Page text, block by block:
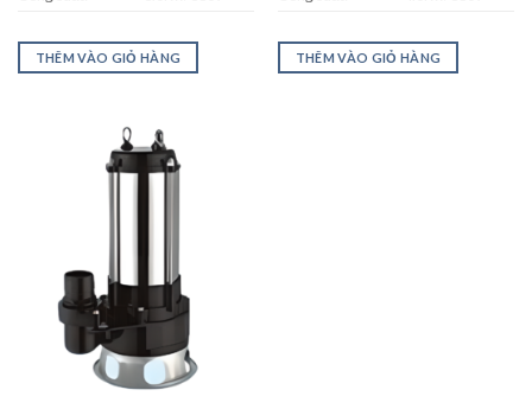
THÊM VÀO GIỎ HÀNG THÊM VÀO GIỎ HÀNG